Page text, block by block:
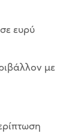
ευρύ
με